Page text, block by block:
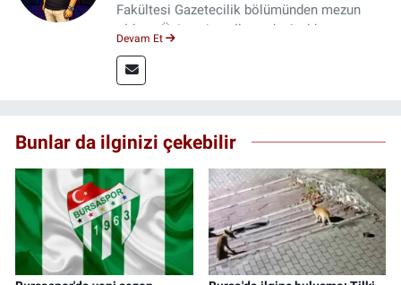
Fakültesi Gazetecilik bölümünden mezun
oldum. Üniversite yıllarımda 4 yıl boyunca
saha deneyimi kazandım. 2023 yılından beri
Genç Gazete'de okurlarımıza haber
Devam Et
Bunlar da ilginizi çekebilir